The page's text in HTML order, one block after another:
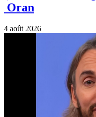
Oran
4 août 2026